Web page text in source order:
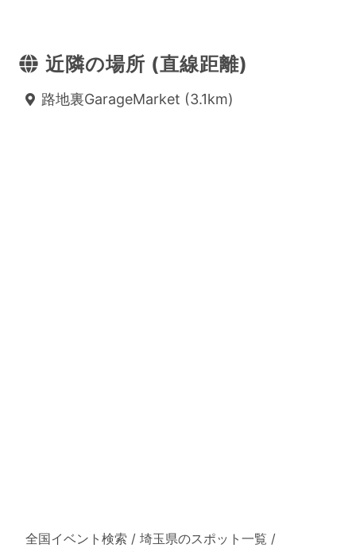
近隣の場所 (直線距離)
路地裏GarageMarket (3.1km)
全国イベント検索 / 埼玉県のスポット一覧 /